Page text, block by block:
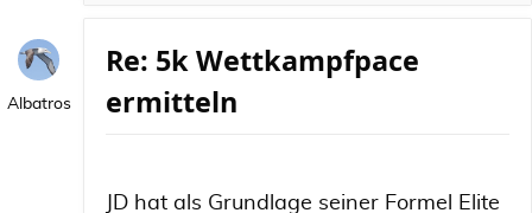
Albatros
Re: 5k Wettkampfpace
ermitteln
JD hat als Grundlage seiner Formel Elite